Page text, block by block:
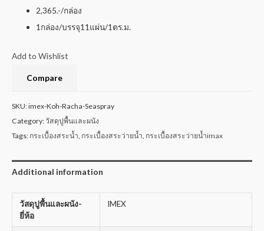
2,365.-/กล่อง
1กล่อง/บรรจุ11แผ่น/1ตร.ม.
Add to Wishlist
Compare
SKU:imex-Koh-Racha-Seaspray
Category:วัสดุปูพื้นและผนัง
Tags: กระเบื้องสระน้ำ, กระเบื้องสระว่ายน้ำ, กระเบื้องสระว่ายน้ำimax
Additional information
วัสดุปูพื้นและผนัง-
ยี่ห้อ
IMEX